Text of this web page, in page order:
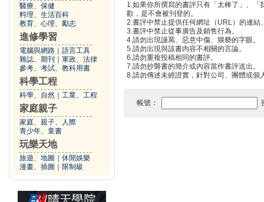
醫療、保健
料理、生活百科
教育、心理、勵志
進修學習
電腦與網路
語言工具
雜誌、期刊
軍政、法律
參考、考試、教科用書
科學工程
科學、自然 工業、工程
家庭親子
家庭、親子、人際
青少年、童書
玩樂天地
旅遊、地圖
休閒娛樂
漫畫、插圖
限制級
1.如果你所撰寫的書評只有「太棒了」、
歡，是不會被刊登的。
2.書評中禁止提供任何網址（URL）的連結
3.書評中禁止從事廣告及銷售行為。
4.請勿出現謾罵、惡意中傷、猥褻的字眼。
5.請勿出現與該書內容不相關的言論。
6.請勿重複投稿相同的書評。
7.請勿抄襲書的簡介或內容當作書評送出。
8.請勿傳述未經證實，針對公司、團體或個
帳號：